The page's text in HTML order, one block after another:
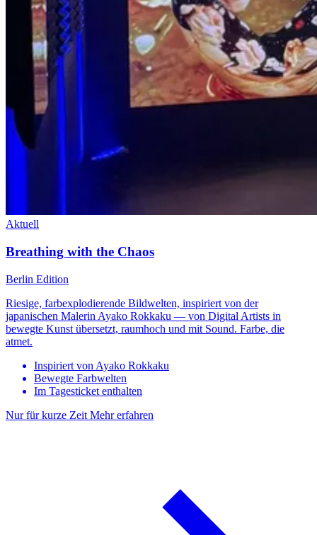
Aktuell
Breathing with the Chaos
Berlin Edition
Riesige, farbexplodierende Bildwelten, inspiriert von der
japanischen Malerin Ayako Rokkaku — von Digital Artists in
bewegte Kunst übersetzt, raumhoch und mit Sound. Farbe, die
atmet.
Inspiriert von Ayako Rokkaku
Bewegte Farbwelten
Im Tagesticket enthalten
Nur für kurze Zeit Mehr erfahren